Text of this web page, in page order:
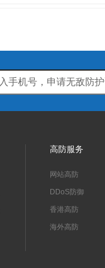
高防服务
网站高防
DDoS防御
香港高防
海外高防